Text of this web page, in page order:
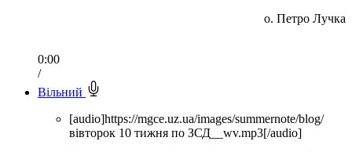
о. Петро Лучка
0:00
/
Вільний
[audio]https://mgce.uz.ua/images/summernote/blog/
вівторок 10 тижня по ЗСД__wv.mp3[/audio]